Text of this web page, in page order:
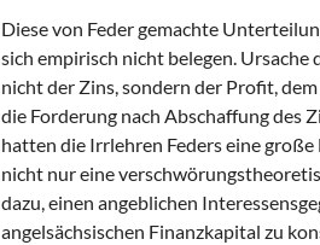
Diese von Feder gemachte
sich empirisch nicht belegen.
nicht der Zins, sondern der Profit,
die Forderung nach Abschaffung des
hatten die Irrlehren Feders eine
nicht nur eine
dazu, einen angeblichen
angelsächsischen Finanzkapital zu